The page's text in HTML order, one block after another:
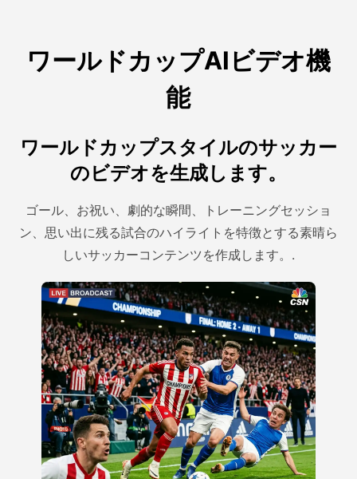
ワールドカップAIビデオ機
能
ワールドカップスタイルのサッカー
のビデオを生成します。
ゴール、お祝い、劇的な瞬間、トレーニングセッショ
ン、思い出に残る試合のハイライトを特徴とする素晴ら
しいサッカーコンテンツを作成します。.